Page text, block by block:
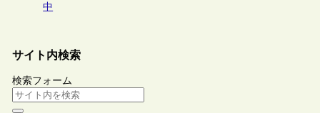
中
サイト内検索
検索フォーム